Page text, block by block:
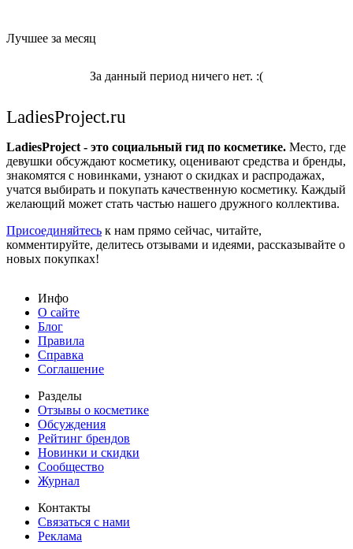
Лучшее за месяц
За данный период ничего нет. :(
LadiesProject.ru
LadiesProject - это социальный гид по косметике. Место, где
девушки обсуждают косметику, оценивают средства и бренды,
знакомятся с новинками, узнают о скидках и распродажах,
учатся выбирать и покупать качественную косметику. Каждый
желающий может стать частью нашего дружного коллектива.
Присоединяйтесь к нам прямо сейчас, читайте,
комментируйте, делитесь отзывами и идеями, рассказывайте о
новых покупках!
Инфо
О сайте
Блог
Правила
Справка
Соглашение
Разделы
Отзывы о косметике
Обсуждения
Рейтинг брендов
Новинки и скидки
Сообщество
Журнал
Контакты
Связаться с нами
Реклама